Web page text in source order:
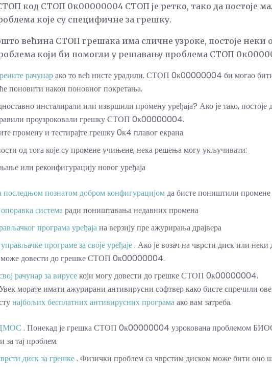
код СТОП 0к00000004 СТОП је ретко, тако да постоје
које су специфичне за грешку.
већина СТОП грешака има сличне узроке, постоје неки
који би помогли у решавању проблема СТОП
рачунарако то већ нисте урадили. СТОП 0к00000004 би могао бити
поновити након поновног покретања.
инсталирали или извршили промену уређаја? Ако је тако, постоје
проузроковали грешку СТОП 0к00000004.
промену и тестирајте грешку 0к4 плавог екрана.
од тога које су промене учињене, нека решења могу укључивати:
или реконфигурацију новог уређаја
последњом познатом добром конфигурацијомда бисте поништили
системаради поништавања недавних промена
програма уређајана верзију пре ажурирања драјвера
програме за своје уређаје. Ако је возач на чврсти диск или неки
може довести до грешке СТОП 0к00000004.
рачунар за вирусекоји могу довести до грешке СТОП 0к00000004.
морате имати ажурирани антивирусни софтвер како бисте спречили
најбољих бесплатних антивирусних програмаако вам затреба.
. Понекад је грешка СТОП 0к00000004 узрокована проблемом
тај проблем.
диск за грешке. Физички проблем са чврстим диском може бити